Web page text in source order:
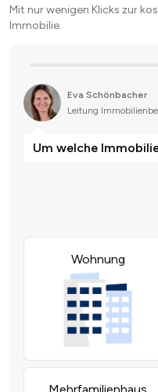
Mit nur wenigen Klicks zur
Immobilie.